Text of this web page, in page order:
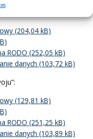
RODO
danych
RODO
danych